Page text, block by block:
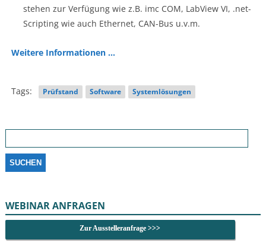
stehen zur Verfügung wie z.B. imc COM, LabView VI, .net-
Scripting wie auch Ethernet, CAN-Bus u.v.m.
Weitere Informationen …
Tags: Prüfstand Software Systemlösungen
Suchen
WEBINAR ANFRAGEN
Zur Ausstelleranfrage >>>